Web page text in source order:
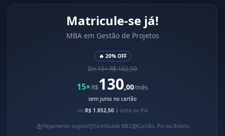
Matricule-se já!
MBA em Gestão de Projetos
🔥 20% OFF
De 15× R$ 162,50
15× R$130,00/mês
sem juros no cartão
ou R$ 1.852,50 à vista no Pix
Pagamento seguro Certificado MEC Cartão, Pix ou Boleto